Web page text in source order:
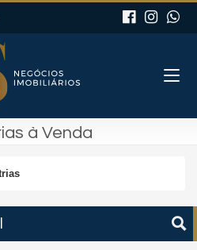
à Venda